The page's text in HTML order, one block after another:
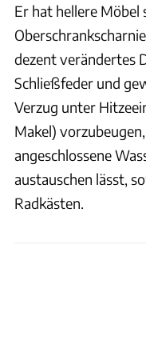
Er hat hellere Möbel
dezent verändertes
Schließfeder und
Verzug unter
Makel)
angeschlossene
austauschen lässt,
Radkästen.